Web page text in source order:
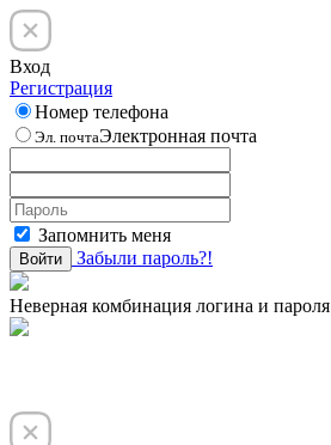
Вход
Регистрация
Номер телефона
Эл. почтаЭлектронная почта
Запомнить меня
Войти Забыли пароль?!
Неверная комбинация логина и пароля